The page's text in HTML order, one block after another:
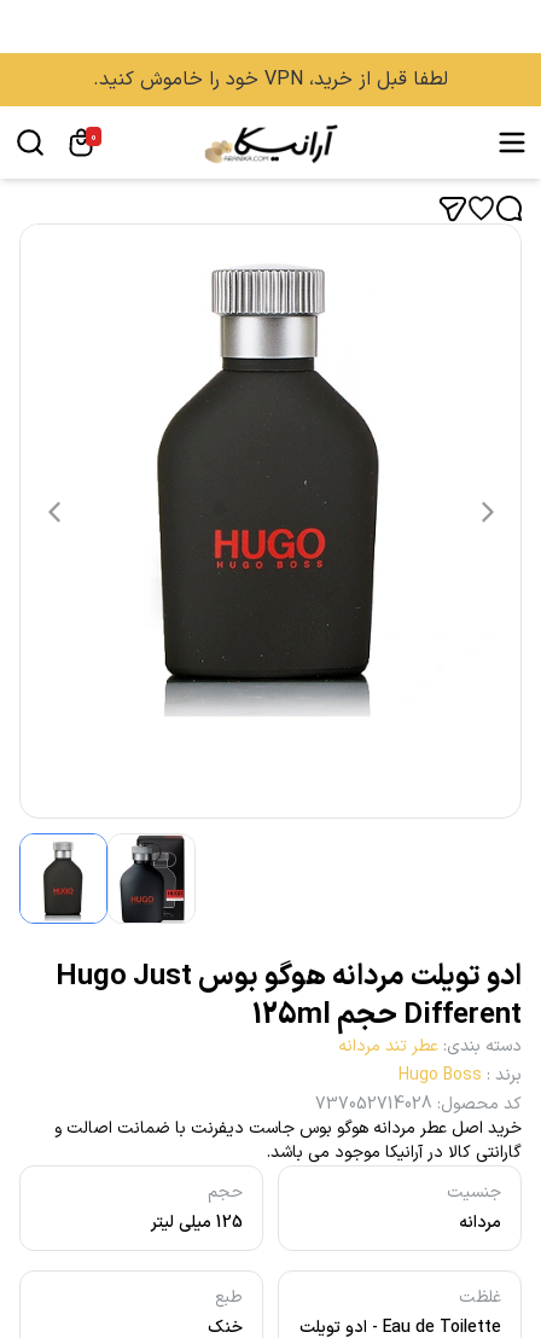
لطفا قبل از خرید، VPN خود را خاموش کنید.
0
ادو تویلت مردانه هوگو بوس Hugo Just
Different حجم 125ml
جنسیت
مردانه
حجم
125 میلی لیتر
غلظت
Eau de Toilette - ادو تویلت
طبع
خنک
دسته بندی: عطر تند مردانه
برند :
Hugo Boss
کد محصول:
737052714028
خرید اصل عطر مردانه هوگو بوس جاست دیفرنت با ضمانت اصالت و
گارانتی کالا در آرانیکا موجود می باشد.